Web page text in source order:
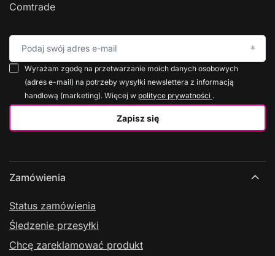
Comtrade
Podaj swój adres e-mail
Zapisz się
Wyrażam zgodę na przetwarzanie moich danych osobowych
(adres e-mail) na potrzeby wysyłki newslettera z informacją
handlową (marketing). Więcej w polityce prywatności .
Zamówienia
Status zamówienia
Śledzenie przesyłki
Chcę zareklamować produkt